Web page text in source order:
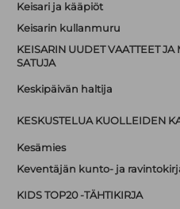
Keisari ja kääpiöt
Keisarin kullanmuru
KEISARIN UUDET VAATTEET JA
SATUJA
Keskipäivän haltija
KESKUSTELUA KUOLLEIDEN
Kesämies
Keventäjän kunto- ja
KIDS TOP20 -TÄHTIKIRJA